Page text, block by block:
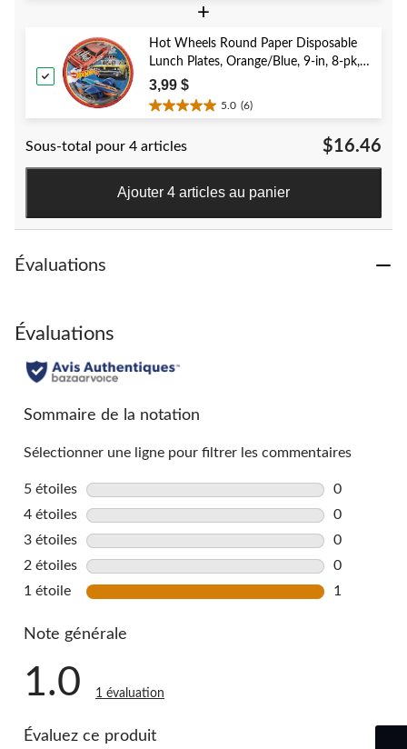
383
évaluations
+
Hot Wheels Round Paper Disposable
Lunch Plates, Orange/Blue, 9-in, 8-pk,
for Birthday Party
3,99 $
5.0 (6)
5.0
sur
5.
évaluations
Sous-total pour 4 articles $16.46
Ajouter 4 articles au panier
Évaluations
Évaluations
Sommaire de la notation
Sélectionner une ligne pour filtrer les commentaires
5 étoiles étoiles
0
0
4 étoiles étoiles
0
0
3 étoiles étoiles
0
0
2 étoiles étoiles
0
0
1 étoile étoiles
1
Note générale
1.0 1 évaluation
Évaluez ce produit